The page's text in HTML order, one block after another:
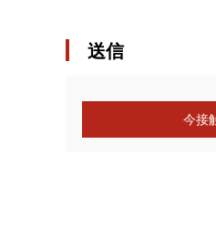
送信
今接